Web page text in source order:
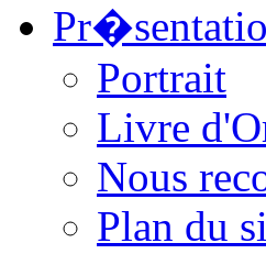
Portrait
Livre
Nous
Plan du